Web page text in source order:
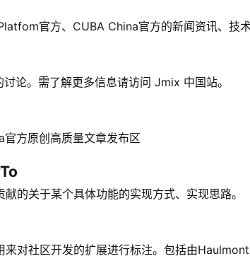
官方、CUBA China官方的新闻资讯、技
论。需了解更多信息请访问 Jmix 中国站。
方原创高质量文章发布区
献的关于某个具体功能的实现方式、实现思路。
来对社区开发的扩展进行标注。包括由